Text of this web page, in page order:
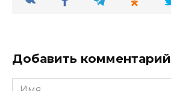
Добавить комментарий
Имя